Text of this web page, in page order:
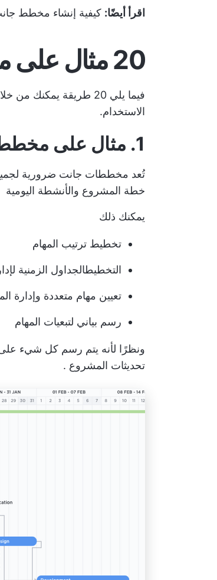
اقرأ أيضًا: كيفية إنشاء مخطط
20 مثال على مخطط جانت البياني
فيما يلي 20 طريقة
الاستخدام.
1. مثال على مخطط جانت البياني لإدارة المشاريع
تُعد مخططات جانت ضرورية
خطة المشروع والأنشطة اليومية
يمكنك ذلك
تخطيط ترتيب المهام
التخطيطالجداول الزمنية
تعيين مهام متعددة وإدارة
رسم بياني لتبعيات المهام
ونظرًا لأنه يتم رسم كل شيء على
تحديثات المشروع .